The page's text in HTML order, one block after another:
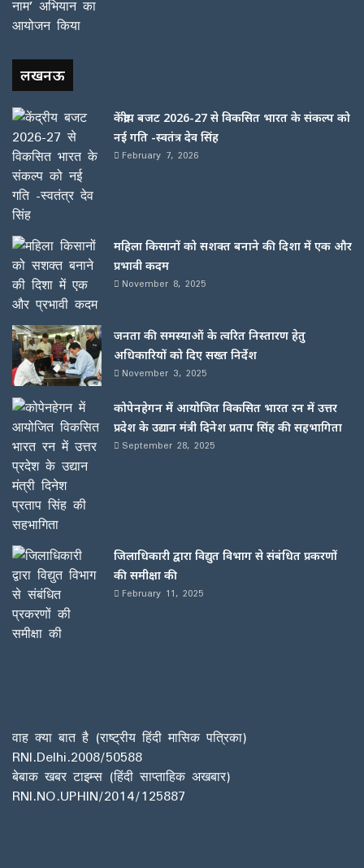
लखनऊ
केंद्रीय बजट 2026-27 से विकसित भारत के संकल्प को
नई गति -स्वतंत्र देव सिंह
February 7, 2026
महिला किसानों को सशक्त बनाने की दिशा में एक और
प्रभावी कदम
November 8, 2025
जनता की समस्याओं के त्वरित निस्तारण हेतु
अधिकारियों को दिए सख्त निर्देश
November 3, 2025
कोपेनहेगन में आयोजित विकसित भारत रन में उत्तर
प्रदेश के उद्यान मंत्री दिनेश प्रताप सिंह की सहभागिता
September 28, 2025
जिलाधिकारी द्वारा विद्युत विभाग से संबंधित प्रकरणों
की समीक्षा की
February 11, 2025
वाह क्या बात है (राष्ट्रीय हिंदी मासिक पत्रिका)
RNI.Delhi.2008/50588
बेबाक खबर टाइम्स (हिंदी साप्ताहिक अखबार)
RNI.NO.UPHIN/2014/125887